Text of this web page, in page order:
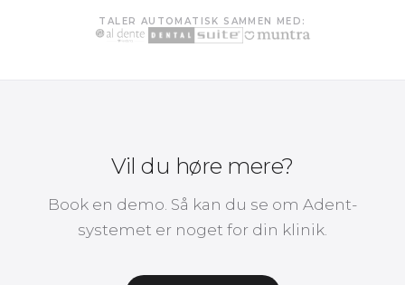
TALER AUTOMATISK SAMMEN MED:
Vil du høre mere?
Book en demo. Så kan du se om Adent-
systemet er noget for din klinik.